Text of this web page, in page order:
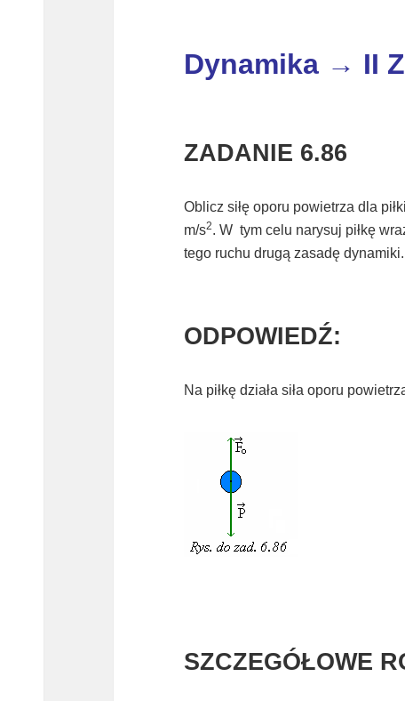
Dynamika → II
ZADANIE 6.86
Oblicz siłę oporu powietrza dla
m/s2. W tym celu narysuj piłkę
tego ruchu drugą zasadę dynamiki.
ODPOWIEDŹ:
Na piłkę działa siła oporu
SZCZEGÓŁOWE